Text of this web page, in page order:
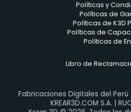
Políticas y
Políticas de
Políticas de K3D
Políticas de
Políticas de
Libro de
Fabricaciones Digitales del Perú
KREAR3D.COM S.A. |